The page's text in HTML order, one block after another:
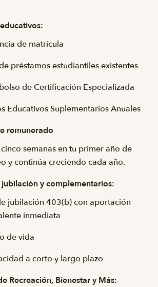
de matrícula
préstamos estudiantiles existentes
de Certificación Especializada
Educativos Suplementarios Anuales
remunerado
semanas en tu primer año de
y continúa creciendo cada año.
y complementarios:
jubilación 403(b) con aportación
inmediata
de vida
a corto y largo plazo
Recreación, Bienestar y Más: